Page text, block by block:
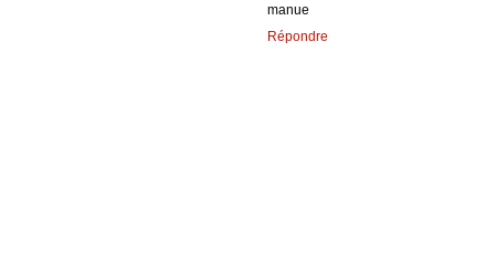
manue
Répondre